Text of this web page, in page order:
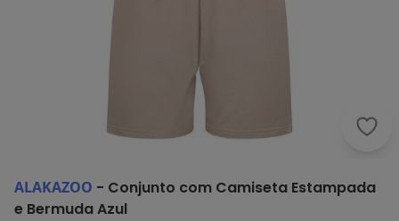
ALAKAZOO - Conjunto com Camiseta Estampada
e Bermuda Azul